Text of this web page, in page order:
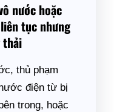
nước hoặc
tục nhưng
thải
thủ phạm
điện từ bị
trong, hoặc